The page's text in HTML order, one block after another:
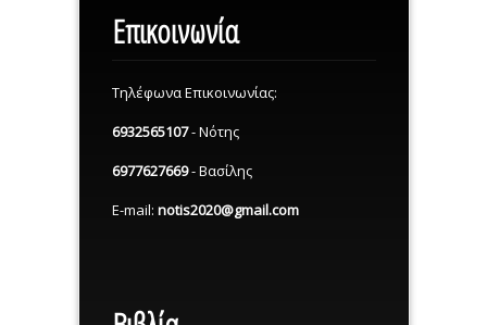
Επικοινωνία
Τηλέφωνα Επικοινωνίας:
6932565107- Νότης
6977627669- Βασίλης
E-mail: notis2020@gmail.com